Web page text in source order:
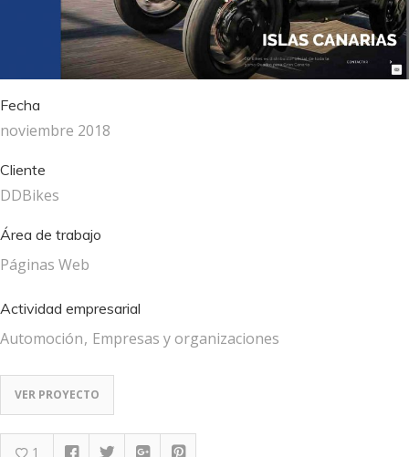
Fecha
noviembre 2018
Cliente
DDBikes
Área de trabajo
Páginas Web
Actividad empresarial
Automoción Empresas y organizaciones
VER PROYECTO
1